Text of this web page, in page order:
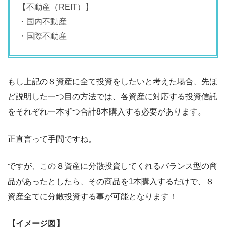
【不動産（REIT）】
・国内不動産
・国際不動産
もし上記の８資産に全て投資をしたいと考えた場合、先ほ
ど説明した一つ目の方法では、各資産に対応する投資信託
をそれぞれ一本ずつ合計8本購入する必要があります。
正直言って手間ですね。
ですが、この８資産に分散投資してくれるバランス型の商
品があったとしたら、その商品を1本購入するだけで、８
資産全てに分散投資する事が可能となります！
【イメージ図】